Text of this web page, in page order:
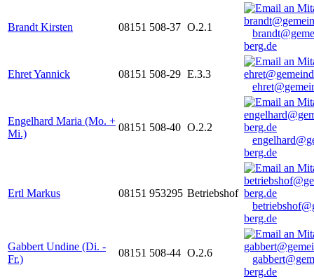
Brandt Kirsten 08151 508-37 O.2.1
berg.de
Ehret Yannick 08151 508-29 E.3.3
Engelhard Maria (Mo. +
Mi.)
08151 508-40 O.2.2
berg.de
Ertl Markus 08151 953295 Betriebshof
berg.de
Gabbert Undine (Di. -
Fr.)
08151 508-44 O.2.6
berg.de